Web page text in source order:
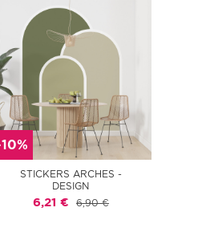
STICKERS ARCHES -
DESIGN
6,21 € 6,90 €